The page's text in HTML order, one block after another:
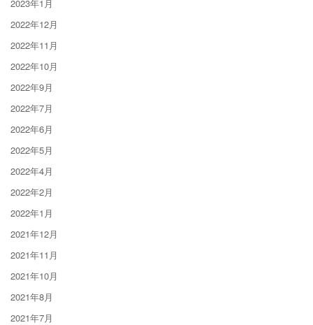
2023年1月
2022年12月
2022年11月
2022年10月
2022年9月
2022年7月
2022年6月
2022年5月
2022年4月
2022年2月
2022年1月
2021年12月
2021年11月
2021年10月
2021年8月
2021年7月